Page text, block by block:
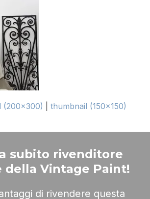
(200x300) |thumbnail (150x150)
subito rivenditore
della Vintage Paint!
di rivendere questa